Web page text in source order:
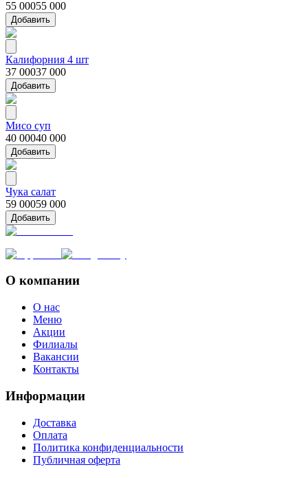
55 00055 000
Добавить
Калифорния 4 шт
37 00037 000
Добавить
Мисо суп
40 00040 000
Добавить
Чука салат
59 00059 000
Добавить
О компании
О нас
Меню
Акции
Филиалы
Вакансии
Контакты
Информации
Доставка
Оплата
Политика конфиденциальности
Публичная оферта